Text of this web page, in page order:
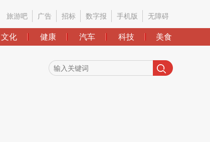
旅游吧 广告 招标 数字报 手机版 无障碍
文化 健康 汽车 科技 美食